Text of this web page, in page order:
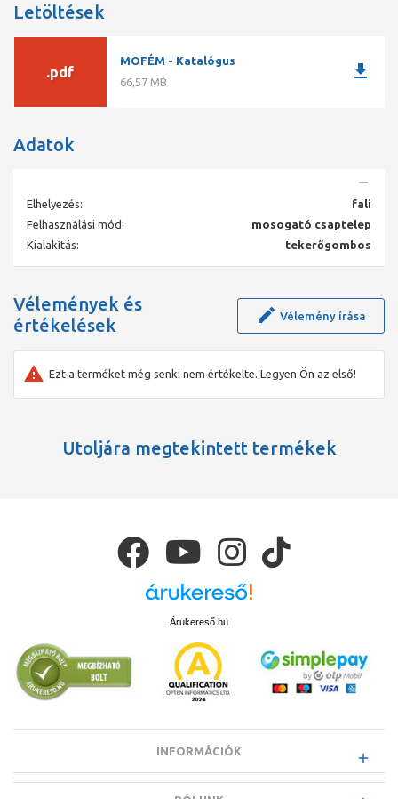
Letöltések
.pdf
MOFÉM - Katalógus
66,57 MB
download
Adatok
Elhelyezés:
fali
Felhasználási mód:
mosogató csaptelep
Kialakítás:
tekerőgombos
Vélemények és
értékelések
Vélemény írása
Ezt a terméket még senki nem értékelte. Legyen Ön az első!
Utoljára megtekintett termékek
Árukereső.hu
INFORMÁCIÓK